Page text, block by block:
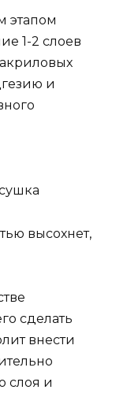
этапом
1-2 слоев
и
высохнет,
сделать
внести
слоя и